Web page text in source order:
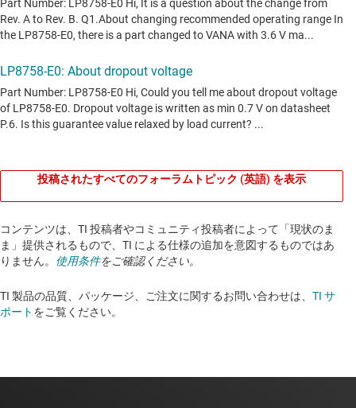
投稿されたすべてのフォーラムトピック (英語) を表示
コンテンツは、TI 投稿者やコミュニティ投稿者によって「現状のま
ま」提供されるもので、TI による仕様の追加を意図するものではあ
りません。 使用条件をご確認ください。
TI 製品の品質、パッケージ、ご注文に関するお問い合わせは、 TI サ
ポート をご覧ください。​​​​​​​​​​​​​​